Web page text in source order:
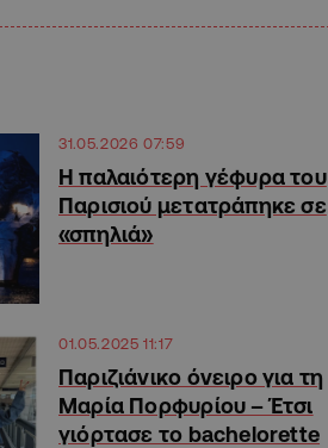
31.05.2026 07:59
Η παλαιότερη γέφυρα του
Παρισιού μετατράπηκε σε
«σπηλιά»
01.05.2025 11:17
Παριζιάνικο όνειρο για τη
Μαρία Πορφυρίου – Έτσι
γιόρτασε το bachelorette